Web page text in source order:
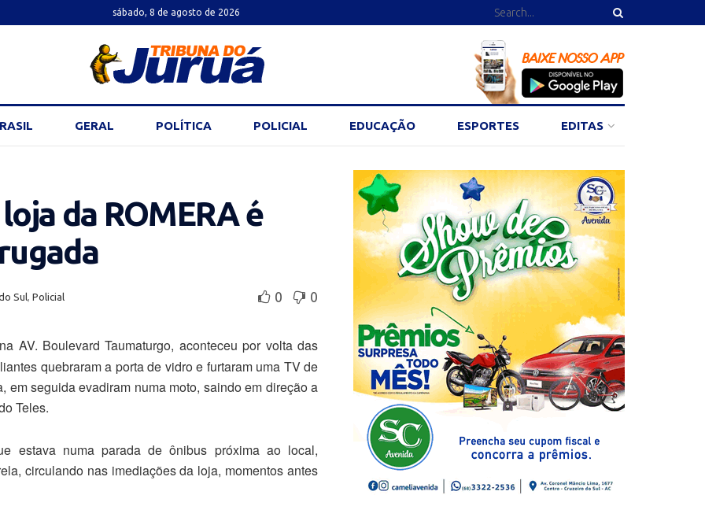
sábado, 8 de agosto de 2026
GERAL POLÍTICA POLICIAL EDUCAÇÃO ESPORTES EDITAS
da ROMERA é
Sul Policial 0 0
AV. Boulevard Taumaturgo, aconteceu por volta das
quebraram a porta de vidro e furtaram uma TV de
seguida evadiram numa moto, saindo em direção a
Teles.
estava numa parada de ônibus próxima ao local,
circulando nas imediações da loja, momentos antes